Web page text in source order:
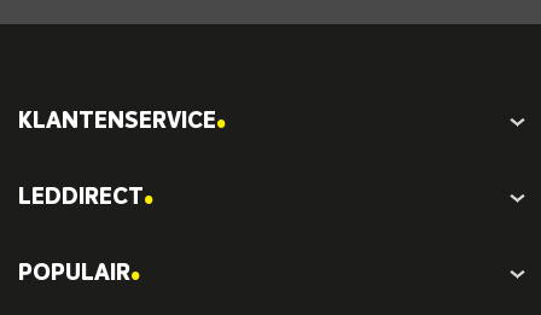
KLANTENSERVICE.
LEDDIRECT.
POPULAIR.